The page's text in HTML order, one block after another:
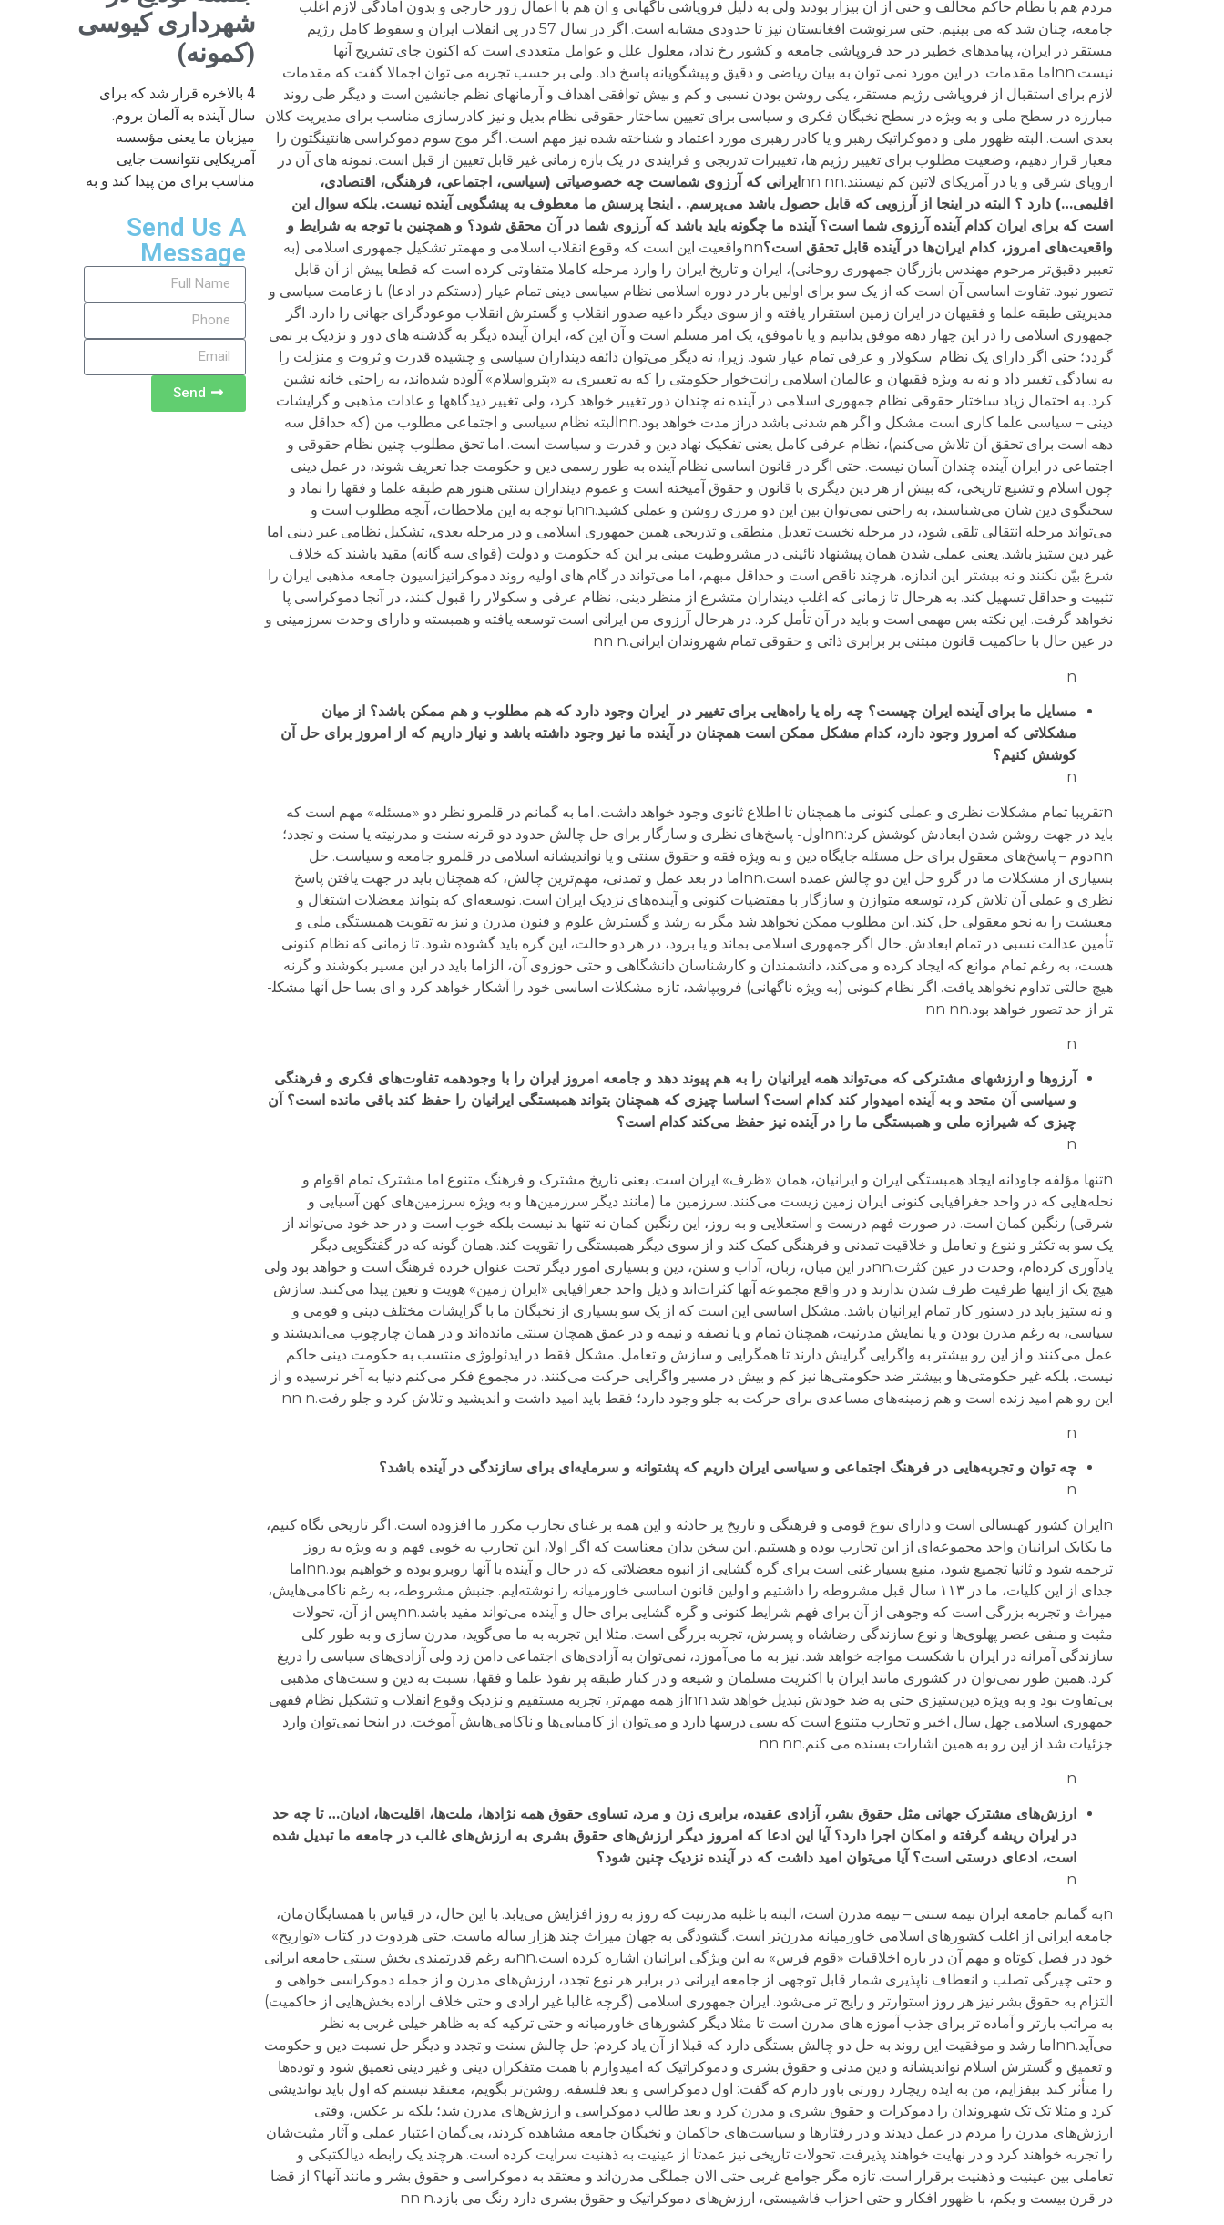
مردم هم با نظام حاکم مخالف و حتی از آن بیزار بودند ولی به دلیل فروپاشی ناگهانی و آن هم با اعمال زور خارجی و بدون آمادگی لازم اغلب
جامعه، چنان شد که می بینیم. حتی سرنوشت افغانستان نیز تا حدودی مشابه است. اگر در سال 57 در پی انقلاب ایران و سقوط کامل رژیم
مستقر در ایران، پیامدهای خطیر در حد فروپاشی جامعه و کشور رخ نداد، معلول علل و عوامل متعددی است که اکنون جای تشریح آنها
نیست.nnاما مقدمات. در این مورد نمی توان به بیان ریاضی و دقیق و پیشگویانه پاسخ داد. ولی بر حسب تجربه می توان اجمالا گفت که مقدمات
لازم برای استقبال از فروپاشی رژیم مستقر، یکی روشن بودن نسبی و کم و بیش توافقی اهداف و آرمانهای نظم جانشین است و دیگر طی روند
مبارزه در سطح ملی و به ویژه در سطح نخبگان فکری و سیاسی برای تعیین ساختار حقوقی نظام بدیل و نیز کادرسازی مناسب برای مدیریت کلان
بعدی است. البته ظهور ملی و دموکراتیک رهبر و یا کادر رهبری مورد اعتماد و شناخته شده نیز مهم است. اگر موج سوم دموکراسی هانتینگتون را
معیار قرار دهیم، وضعیت مطلوب برای تغییر رژیم ها، تغییرات تدریجی و فرایندی در یک بازه زمانی غیر قابل تعیین از قبل است. نمونه های آن در
اروپای شرقی و یا در آمریکای لاتین کم نیستند.nn nn
ایرانی که آرزوی شماست چه خصوصیاتی (سیاسی، اجتماعی، فرهنگی، اقتصادی،
اقلیمی…) دارد ؟ البته در اینجا از آرزویی که قابل حصول باشد می‌پرسم. . اینجا پرسش ما معطوف به پیشگویی آینده نیست. بلکه سوال این
است که برای ایران کدام آینده آرزوی شما است؟ آینده ما چگونه باید باشد که آرزوی شما در آن محقق شود؟ و همچنین با توجه به شرایط و
واقعیت‌های امروز، کدام ایران‌ها در آینده قابل تحقق است؟
nnواقعیت این است که وقوع انقلاب اسلامی و مهم­تر تشکیل جمهوری اسلامی (به
تعبیر دقیق‌تر مرحوم مهندس بازرگان جمهوری روحانی)، ایران و تاریخ ایران را وارد مرحله کاملا متفاوتی کرده است که قطعا پیش از آن قابل
تصور نبود. تفاوت اساسی آن است که از یک سو برای اولین بار در دوره اسلامی نظام سیاسی دینی تمام عیار (دست­کم در ادعا) با زعامت سیاسی و
مدیریتی طبقه علما و فقیهان در ایران زمین استقرار یافته و از سوی دیگر داعیه صدور انقلاب و گسترش انقلاب موعودگرای جهانی را دارد. اگر
جمهوری اسلامی را در این چهار دهه موفق بدانیم و یا ناموفق، یک امر مسلم است و آن این که، ایران آینده دیگر به گذشته های دور و نزدیک بر نمی
گردد؛ حتی اگر دارای یک نظام سکولار و عرفی تمام عیار شود. زیرا، نه دیگر می‌توان ذائقه دینداران سیاسی و چشیده قدرت و ثروت و منزلت را
به سادگی تغییر داد و نه به ویژه فقیهان و عالمان اسلامی رانت‌خوار حکومتی را که به تعبیری به «پترواسلام» آلوده شده‌اند، به راحتی خانه نشین
کرد. به احتمال زیاد ساختار حقوقی نظام جمهوری اسلامی در آینده نه چندان دور تغییر خواهد کرد، ولی تغییر دیدگاهها و عادات مذهبی و گرایشات
دینی – سیاسی علما کاری است مشکل و اگر هم شدنی باشد دراز مدت خواهد بود.nnالبته نظام سیاسی و اجتماعی مطلوب من (که حداقل سه
دهه است برای تحقق آن تلاش می‌کنم)، نظام عرفی کامل یعنی تفکیک نهاد دین و قدرت و سیاست است. اما تحق مطلوب چنین نظام حقوقی و
اجتماعی در ایران آینده چندان آسان نیست. حتی اگر در قانون اساسی نظام آینده به طور رسمی دین و حکومت جدا تعریف شوند، در عمل دینی
چون اسلام و تشیع تاریخی، که بیش از هر دین دیگری با قانون و حقوق آمیخته است و عموم دینداران سنتی هنوز هم طبقه علما و فقها را نماد و
سخنگوی دین شان می‌شناسند، به راحتی نمی‌توان بین این دو مرزی روشن و عملی کشید.nnبا توجه به این ملاحظات، آنچه مطلوب است و
می‌تواند مرحله انتقالی تلقی شود، در مرحله نخست تعدیل منطقی و تدریجی همین جمهوری اسلامی و در مرحله بعدی، تشکیل نظامی غیر دینی اما
غیر دین ستیز باشد. یعنی عملی شدن همان پیشنهاد نائینی در مشروطیت مبنی بر این که حکومت و دولت (قوای سه گانه) مقید باشند که خلاف
شرع بیّن نکنند و نه بیشتر. این اندازه، هرچند ناقص است و حداقل مبهم، اما می‌تواند در گام های اولیه روند دموکراتیزاسیون جامعه مذهبی ایران را
تثبیت و حداقل تسهیل کند. به هرحال تا زمانی که اغلب دینداران متشرع از منظر دینی، نظام عرفی و سکولار را قبول کنند، در آنجا دموکراسی پا
نخواهد گرفت. این نکته بس مهمی است و باید در آن تأمل کرد. در هرحال آرزوی من ایرانی است توسعه یافته و همبسته و دارای وحدت سرزمینی و
در عین حال با حاکمیت قانون مبتنی بر برابری ذاتی و حقوقی تمام شهروندان ایرانی.nn n
n
مسايل ما برای آینده ایران چیست؟ چه راه یا راه‌هایی براى تغییر در ايران وجود دارد که هم مطلوب و هم ممكن باشد؟ از میان
مشکلاتی که امروز وجود دارد، کدام مشکل ممکن است همچنان در آینده ما نیز وجود داشته باشد و نیاز داریم که از امروز برای حل آن
کوشش کنیم؟
n
nتقریبا تمام مشکلات نظری و عملی کنونی ما همچنان تا اطلاع ثانوی وجود خواهد داشت. اما به گمانم در قلمرو نظر دو «مسئله» مهم است که
باید در جهت روشن شدن ابعادش کوشش کرد:nnاول- پاسخ‌های نظری و سازگار برای حل چالش حدود دو قرنه سنت و مدرنیته یا سنت و تجدد؛
nnدوم – پاسخ‌های معقول برای حل مسئله جایگاه دین و به ویژه فقه و حقوق سنتی و یا نواندیشانه اسلامی در قلمرو جامعه و سیاست. حل
بسیاری از مشکلات ما در گرو حل این دو چالش عمده است.nnاما در بعد عمل و تمدنی، مهم‌ترین چالش، که همچنان باید در جهت یافتن پاسخ
نظری و عملی آن تلاش کرد، توسعه متوازن و سازگار با مقتضیات کنونی و آینده‌های نزدیک ایران است. توسعه‌ای که بتواند معضلات اشتغال و
معیشت را به نحو معقولی حل کند. این مطلوب ممکن نخواهد شد مگر به رشد و گسترش علوم و فنون مدرن و نیز به تقویت همبستگی ملی و
تأمین عدالت نسبی در تمام ابعادش. حال اگر جمهوری اسلامی بماند و یا برود، در هر دو حالت، این گره باید گشوده شود. تا زمانی که نظام کنونی
هست، به رغم تمام موانع که ایجاد کرده و می‌کند، دانشمندان و کارشناسان دانشگاهی و حتی حوزوی آن، الزاما باید در این مسیر بکوشند و گرنه
هیچ حالتی تداوم نخواهد یافت. اگر نظام کنونی (به ویژه ناگهانی) فروبپاشد، تازه مشکلات اساسی خود را آشکار خواهد کرد و ای بسا حل آنها مشکل­
تر از حد تصور خواهد بود.nn nn
n
آرزو‌ها و ارزشهای مشترکی که می‌تواند همه ایرانیان را به هم پیوند دهد و جامعه امروز ایران را با وجودهمه تفاوت‌های فکری و فرهنگی
و سیاسی ‌آن متحد و به آینده امیدوار کند کدام است؟ اساسا چیزی که همچنان بتواند همبستگی ایرانیان را حفظ کند باقی مانده است؟ آن
چیزی که شیرازه ملی و همبستگی ما را در آینده نیز حفظ می‌کند کدام است؟
n
nتنها مؤلفه جاودانه ایجاد همبستگی ایران و ایرانیان، همان «ظرف» ایران است. یعنی تاریخ مشترک و فرهنگ متنوع اما مشترک تمام اقوام و
نحله‌هایی که در واحد جغرافیایی کنونی ایران زمین زیست می‌کنند. سرزمین ما (مانند دیگر سرزمین‌ها و به ویژه سرزمین‌های کهن آسیایی و
شرقی) رنگین کمان است. در صورت فهم درست و استعلایی و به روز، این رنگین کمان نه تنها بد نیست بلکه خوب است و در حد خود می‌تواند از
یک سو به تکثر و تنوع و تعامل و خلاقیت تمدنی و فرهنگی کمک کند و از سوی دیگر همبستگی را تقویت کند. همان گونه که در گفتگویی دیگر
یادآوری کرده‌ام، وحدت در عین کثرت.nnدر این میان، زبان، آداب و سنن، دین و بسیاری امور دیگر تحت عنوان خرده فرهنگ است و خواهد بود ولی
هیچ یک از اینها ظرفیت ظرف شدن ندارند و در واقع مجموعه آنها کثرات‌اند و ذیل واحد جغرافیایی «ایران زمین» هویت و تعین پیدا می‌کنند. سازش
و نه ستیز باید در دستور کار تمام ایرانیان باشد. مشکل اساسی این است که از یک سو بسیاری از نخبگان ما با گرایشات مختلف دینی و قومی و
سیاسی، به رغم مدرن بودن و یا نمایش مدرنیت، همچنان تمام و یا نصفه و نیمه و در عمق همچان سنتی مانده‌اند و در همان چارچوب می‌اندیشند و
عمل می‌کنند و از این رو بیشتر به واگرایی گرایش دارند تا همگرایی و سازش و تعامل. مشکل فقط در ایدئولوژی منتسب به حکومت دینی حاکم
نیست، بلکه غیر حکومتی‌ها و بیشتر ضد حکومتی‌ها نیز کم و بیش در مسیر واگرایی حرکت می‌کنند. در مجموع فکر می‌کنم دنیا به آخر نرسیده و از
این رو هم امید زنده است و هم زمینه‌های مساعدی برای حرکت به جلو وجود دارد؛ فقط باید امید داشت و اندیشید و تلاش کرد و جلو رفت.nn n
n
چه توان‌ و تجربه‌هایی در فرهنگ اجتماعی و سیاسی ایران داریم که پشتوانه‌ و سرمایه‌ای برای سازندگی در آینده باشد؟
n
nایران کشور کهن­سالی است و دارای تنوع قومی و فرهنگی و تاریخ پر حادثه و این همه بر غنای تجارب مکرر ما افزوده است. اگر تاریخی نگاه کنیم،
ما یکایک ایرانیان واجد مجموعه‌ای از این تجارب بوده و هستیم. این سخن بدان معناست که اگر اولا، این تجارب به خوبی فهم و به ویژه به روز
ترجمه شود و ثانیا تجمیع شود، منبع بسیار غنی است برای گره گشایی از انبوه معضلاتی که در حال و آینده با آنها روبرو بوده و خواهیم بود.nnاما
جدای از این کلیات، ما در ۱۱۳ سال قبل مشروطه را داشتیم و اولین قانون اساسی خاورمیانه را نوشته‌ایم. جنبش مشروطه، به رغم ناکامی‌هایش،
میراث و تجربه بزرگی است که وجوهی از آن برای فهم شرایط کنونی و گره گشایی برای حال و آینده می‌تواند مفید باشد.nnپس از آن، تحولات
مثبت و منفی عصر پهلوی‌ها و نوع سازندگی رضاشاه و پسرش، تجربه بزرگی است. مثلا این تجربه به ما می‌گوید، مدرن سازی و به طور کلی
سازندگی آمرانه در ایران با شکست مواجه خواهد شد. نیز به ما می‌آموزد، نمی‌توان به آزادی‌های اجتماعی دامن زد ولی آزادی‌های سیاسی را دریغ
کرد. همین طور نمی‌توان در کشوری مانند ایران با اکثریت مسلمان و شیعه و در کنار طبقه پر نفوذ علما و فقها، نسبت به دین و سنت‌های مذهبی
بی‌تفاوت بود و به ویژه دین‌ستیزی حتی به ضد خودش تبدیل خواهد شد.nnاز همه مهم‌تر، تجربه مستقیم و نزدیک وقوع انقلاب و تشکیل نظام فقهی
جمهوری اسلامی چهل سال اخیر و تجارب متنوع است که بسی درسها دارد و می‌توان از کامیابی‌ها و ناکامی‌هایش آموخت. در اینجا نمی‌توان وارد
جزئیات شد از این رو به همین اشارات بسنده می کنم.nn nn
n
ارزش‌های مشترک جهانی مثل حقوق بشر، آزادی عقیده، برابری زن و مرد، تساوی حقوق همه نژادها، ملت‌ها، اقلیت‌ها، ادیان… تا چه حد
در ایران ریشه گرفته و امکان اجرا دارد؟ آیا این ادعا که امروز دیگر ارزش‌های حقوق بشری به ارزش‌های غالب در جامعه ما تبدیل شده
است، ادعای درستی است؟ آیا می‌توان امید داشت که در آینده نزدیک چنین شود؟
n
nبه گمانم جامعه ایران نیمه سنتی – نیمه مدرن است، البته با غلبه مدرنیت که روز به روز افزایش می‌یابد. با این حال، در قیاس با همسایگان‌مان،
جامعه ایرانی از اغلب کشورهای اسلامی خاورمیانه مدرن‌تر است. گشودگی به جهان میراث چند هزار ساله ماست. حتی هردوت در کتاب «تواریخ»
خود در فصل کوتاه و مهم آن در باره اخلاقیات «قوم فرس» به این ویژگی ایرانیان اشاره کرده است.nnبه رغم قدرتمندی بخش سنتی جامعه ایرانی
و حتی چیرگی تصلب و انعطاف ناپذیری شمار قابل توجهی از جامعه ایرانی در برابر هر نوع تجدد، ارزش‌های مدرن و از جمله دموکراسی خواهی و
التزام به حقوق بشر نیز هر روز استوارتر و رایج تر می‌شود. ایران جمهوری اسلامی (گرچه غالبا غیر ارادی و حتی خلاف اراده بخش‌هایی از حاکمیت)
به مراتب بازتر و آماده تر برای جذب آموزه های مدرن است تا مثلا دیگر کشورهای خاورمیانه و حتی ترکیه که به ظاهر خیلی غربی به نظر
می‌آید.nnاما رشد و موفقیت این روند به حل دو چالش بستگی دارد که قبلا از آن یاد کردم: حل چالش سنت و تجدد و دیگر حل نسبت دین و حکومت
و تعمیق و گسترش اسلام نواندیشانه و دین مدنی و حقوق بشری و دموکراتیک که امیدوارم با همت متفکران دینی و غیر دینی تعمیق شود و توده‌ها
را متأثر کند. بیفزایم، من به ایده ریچارد رورتی باور دارم که گفت: اول دموکراسی و بعد فلسفه. روشن‌تر بگویم، معتقد نیستم که اول باید نواندیشی
کرد و مثلا تک تک شهروندان را دموکرات و حقوق بشری و مدرن کرد و بعد طالب دموکراسی و ارزش‌های مدرن شد؛ بلکه بر عکس، وقتی
ارزش‌های مدرن را مردم در عمل دیدند و در رفتارها و سیاست‌های حاکمان و نخبگان جامعه مشاهده کردند، بی‌گمان اعتبار عملی و آثار مثبت‌شان
را تجربه خواهند کرد و در نهایت خواهند پذیرفت. تحولات تاریخی نیز عمدتا از عینیت به ذهنیت سرایت کرده است. هرچند یک رابطه دیالکتیکی و
تعاملی بین عینیت و ذهنیت برقرار است. تازه مگر جوامع غربی حتی الان جملگی مدرن‌اند و معتقد به دموکراسی و حقوق بشر و مانند آنها؟ از قضا
در قرن بیست و یکم، با ظهور افکار و حتی احزاب فاشیستی، ارزش‌های دموکراتیک و حقوق بشری دارد رنگ می بازد.nn n
شهرداری کیوسی
(کمونه)
4 بالاخره قرار شد که برای
سال آینده به آلمان بروم.
میزبان ما یعنی مؤسسه
آمریکایی نتوانست جایی
مناسب برای من پیدا کند و به
Send Us A
Message
Send